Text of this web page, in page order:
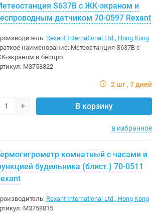
S637B с ЖК-экраном и
датчиком 70-0597 Rexant
Rexant International Ltd., Hong Kong
наименование: Метеостанция S637B с
экраном и беспро
M3758822
2 шт 7 дней
+ В корзину
в избранное
комнатный с часами и
будильника (блист.) 70-0511
Rexant International Ltd., Hong Kong
M3758815